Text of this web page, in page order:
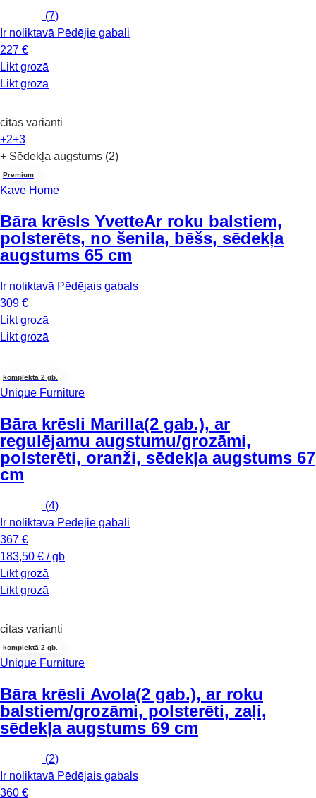
(7)
Ir noliktavā Pēdējie gabali
227 €
Likt grozā
Likt grozā
citas varianti
+2+3
+ Sēdekļa augstums (2)
Premium
Kave Home
Bāra krēsls YvetteAr roku balstiem,
polsterēts, no šenila, bēšs, sēdekļa
augstums 65 cm
Ir noliktavā Pēdējais gabals
309 €
Likt grozā
Likt grozā
komplektā 2 gb.
Unique Furniture
Bāra krēsli Marilla(2 gab.), ar
regulējamu augstumu/grozāmi,
polsterēti, oranži, sēdekļa augstums 67
cm
(4)
Ir noliktavā Pēdējie gabali
367 €
183,50 € / gb
Likt grozā
Likt grozā
citas varianti
komplektā 2 gb.
Unique Furniture
Bāra krēsli Avola(2 gab.), ar roku
balstiem/grozāmi, polsterēti, zaļi,
sēdekļa augstums 69 cm
(2)
Ir noliktavā Pēdējais gabals
360 €